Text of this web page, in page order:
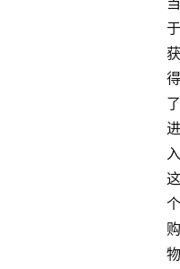
于
获
得
了
进
入
这
个
购
物